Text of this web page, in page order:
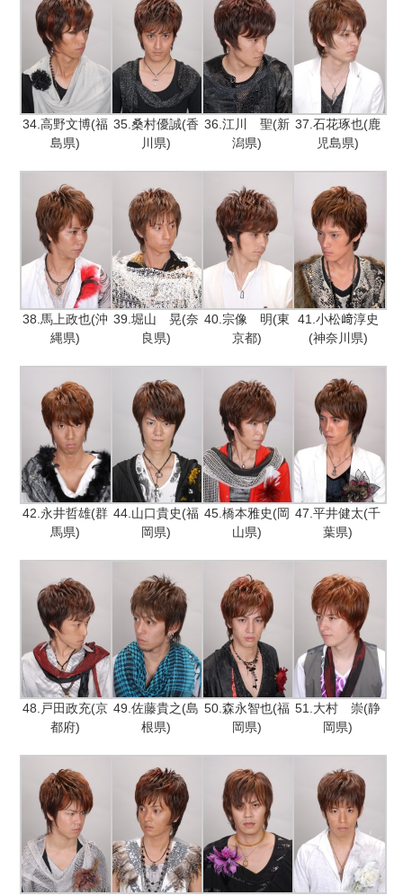
34.高野文博(福
島県)
35.桑村優誠(香
川県)
36.江川 聖(新
潟県)
37.石花琢也(鹿
児島県)
38.馬上政也(沖
縄県)
39.堀山 晃(奈
良県)
40.宗像 明(東
京都)
41.小松﨑淳史
(神奈川県)
42.永井哲雄(群
馬県)
44.山口貴史(福
岡県)
45.橋本雅史(岡
山県)
47.平井健太(千
葉県)
48.戸田政充(京
都府)
49.佐藤貴之(島
根県)
50.森永智也(福
岡県)
51.大村 崇(静
岡県)